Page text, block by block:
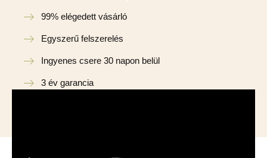
99% elégedett vásárló
Egyszerű felszerelés
Ingyenes csere 30 napon belül
3 év garancia